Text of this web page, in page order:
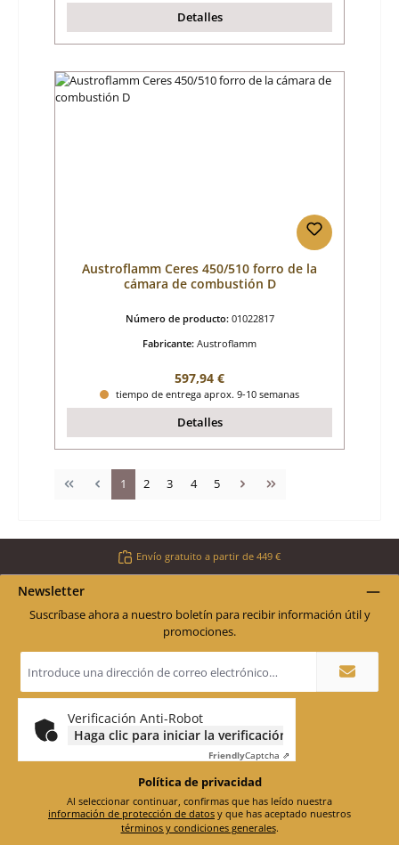
Detalles
Austroflamm Ceres 450/510 forro de la
cámara de combustión D
Número de producto: 01022817
Fabricante: Austroflamm
Precio normal:
597,94 €
tiempo de entrega aprox. 9-10 semanas
Detalles
Página
1 Página
2 Página
3 Página
4 Página
5
Envío gratuito a partir de 449 €
Newsletter
Suscríbase ahora a nuestro boletín para recibir información útil y
promociones.
de
correo
electrónico
Verificación Anti-Robot
Haga clic para iniciar la verificación
FriendlyCaptcha ⇗
Política de privacidad
información de protección de datos
términos y condiciones generales.